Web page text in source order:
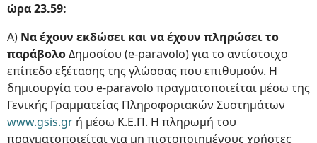
ώρα 23.59:
Α) Να έχουν εκδώσει και να έχουν πληρώσει το
παράβολοΔημοσίου (e-paravolo) για το αντίστοιχο
επίπεδο εξέτασης της γλώσσας που επιθυμούν. Η
δημιουργία του e-paravolo πραγματοποιείται μέσω της
Γενικής Γραμματείας Πληροφοριακών Συστημάτων
www.gsis.gr ή μέσω Κ.Ε.Π. Η πληρωμή του
πραγματοποιείται για μη πιστοποιημένους χρήστες